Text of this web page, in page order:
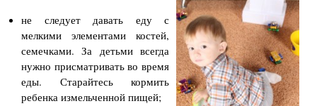
не следует давать еду с
мелкими элементами костей,
семечками. За детьми всегда
нужно присматривать во время
еды. Старайтесь кормить
ребенка измельченной пищей;